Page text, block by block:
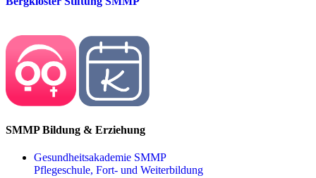
SMMP Bildung & Erziehung
Gesundheitsakademie SMMP
Pflegeschule, Fort- und Weiterbildung